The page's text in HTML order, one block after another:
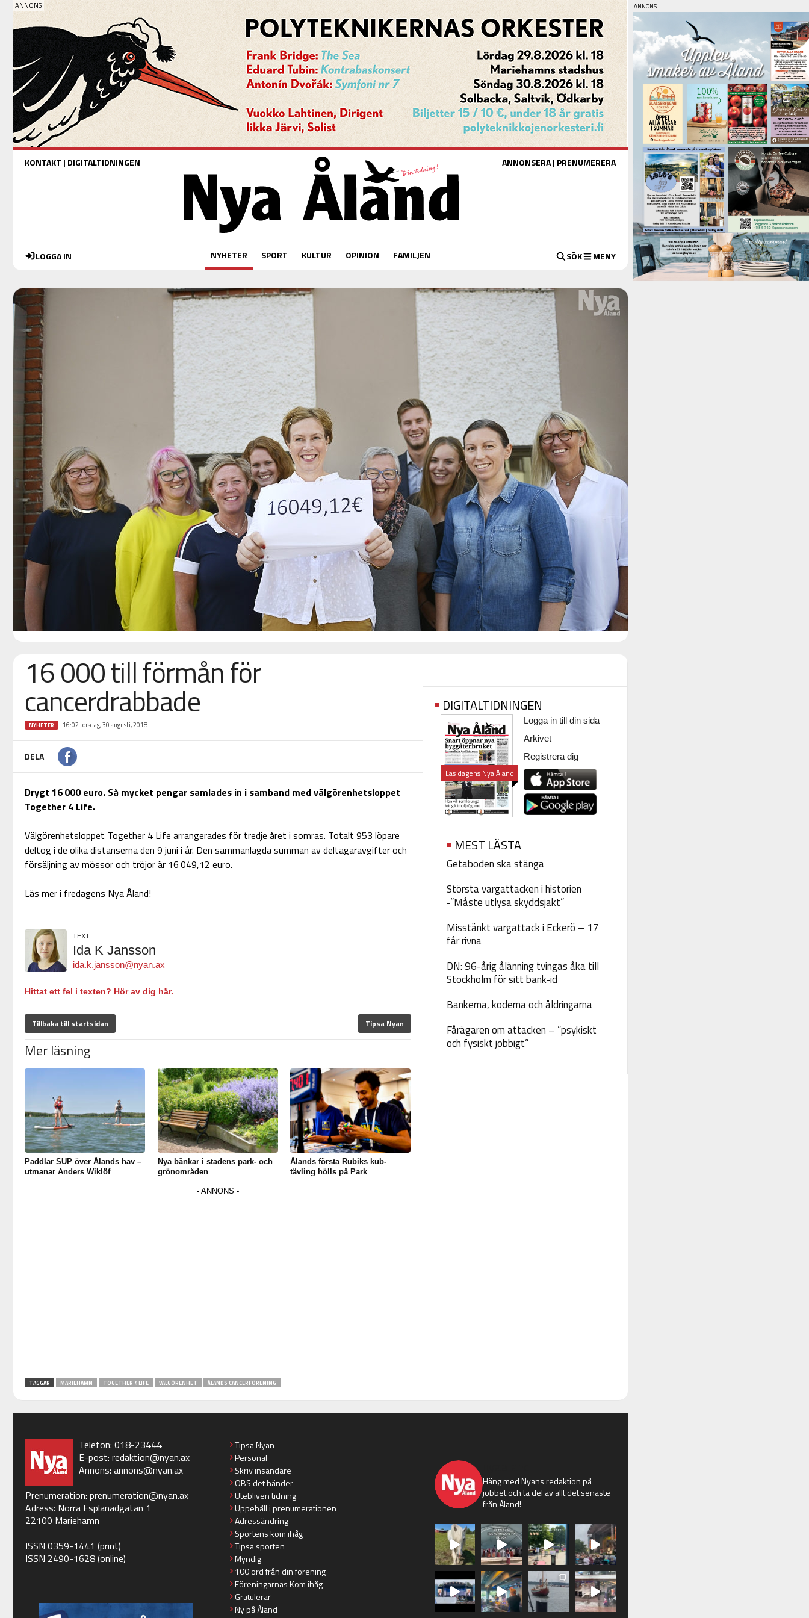
KONTAKT | DIGITALTIDNINGEN ANNONSERA| PRENUMERERA
LOGGA IN NYHETER SPORT KULTUR OPINION FAMILJEN SÖK MENY
16 000 till förmån för
cancerdrabbade
NYHETER 16:02 torsdag, 30 augusti, 2018
DELA
Drygt 16 000 euro. Så mycket pengar samlades in i samband med välgörenhetsloppet
Together 4 Life.
Välgörenhetsloppet Together 4 Life arrangerades för tredje året i somras. Totalt 953 löpare
deltog i de olika distanserna den 9 juni i år. Den sammanlagda summan av deltagaravgifter och
försäljning av mössor och tröjor är 16 049,12 euro.
Läs mer i fredagens Nya Åland!
TEXT:
Ida K Jansson
ida.k.jansson@nyan.ax
Hittat ett fel i texten? Hör av dig här.
Tillbaka till startsidan Tipsa Nyan
Mer läsning
Paddlar SUP över Ålands hav –
utmanar Anders Wiklöf
Nya bänkar i stadens park- och
grönområden
Ålands första Rubiks kub-
tävling hölls på Park
TAGGAR MARIEHAMN TOGETHER 4 LIFE VÄLGÖRENHET ÅLANDS CANCERFÖRENING
DIGITALTIDNINGEN
Läs dagens Nya Åland
Logga in till din sida
Arkivet
Registrera dig
MEST LÄSTA
Getaboden ska stänga
Största vargattacken i historien
-”Måste utlysa skyddsjakt”
Misstänkt vargattack i Eckerö – 17
får rivna
DN: 96-årig ålänning tvingas åka till
Stockholm för sitt bank-id
Bankerna, koderna och åldringarna
Fårägaren om attacken – ”psykiskt
och fysiskt jobbigt”
Telefon: 018-23444
E-post: redaktion@nyan.ax
Annons: annons@nyan.ax
Prenumeration: prenumeration@nyan.ax
Adress: Norra Esplanadgatan 1
22100 Mariehamn
ISSN 0359-1441 (print)
ISSN 2490-1628 (online)
Tipsa Nyan
Personal
Skriv insändare
OBS det händer
Utebliven tidning
Uppehåll i prenumerationen
Adressändring
Sportens kom ihåg
Tipsa sporten
Myndig
100 ord från din förening
Föreningarnas Kom ihåg
Gratulerar
Ny på Åland
Häng med Nyans redaktion på
jobbet och ta del av allt det senaste
från Åland!